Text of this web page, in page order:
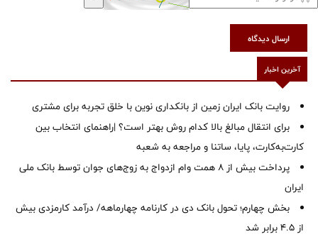
ارسال دیدگاه
آخرین اخبار
روایت بانک ایران زمین از بانکداری نوین با خلق تجربه برای مشتری
برای انتقال مبالغ بالا کدام روش بهتر است؟ |راهنمای انتخاب بین
کارت‌به‌کارت، پایا، ساتنا و مراجعه به شعبه
پرداخت بیش از ۸ همت وام ازدواج به زوج‌های جوان توسط بانک ملی
ایران
بخش چهارم؛ تحول بانک دی در کارنامه چهارماهه/ درآمد کارمزدی بیش
از ۴.۵ برابر شد